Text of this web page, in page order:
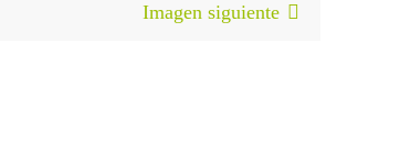
Imagen siguiente